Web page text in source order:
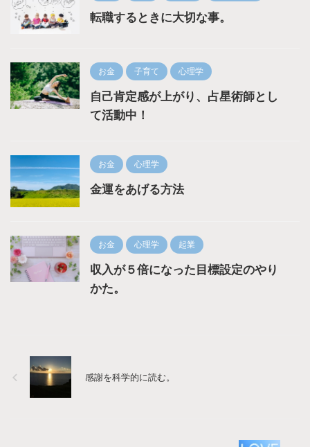
転職するときに大切な事。
お金 子育て 心理学
自己肯定感が上がり、占星術師とし
て活動中！
お金 心理学
金運をあげる方法
お金 心理学 起業
収入が５倍になった目標設定のやり
かた。
感謝を科学的に読む。